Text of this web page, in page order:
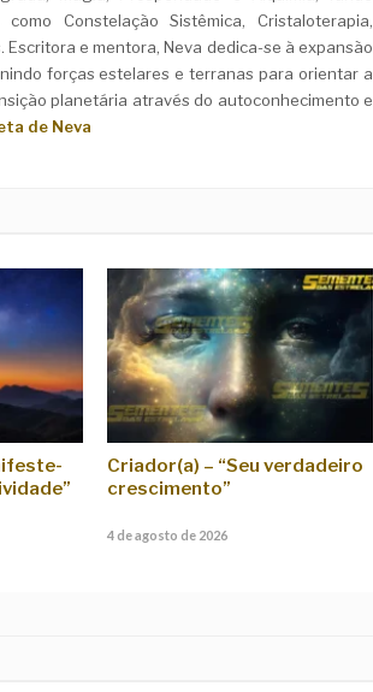
Constelação Sistêmica, Cristaloterapia,
e mentora, Neva dedica-se à expansão
forças estelares e terranas para orientar a
planetária através do autoconhecimento e
de Neva
Criador(a) – “Seu verdadeiro
crescimento”
4 de agosto de 2026